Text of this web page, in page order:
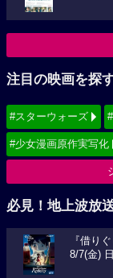
注目の映画を探
#スターウォーズ
#少女漫画原作実写化
必見！地上波放
『借り
8/7(金)